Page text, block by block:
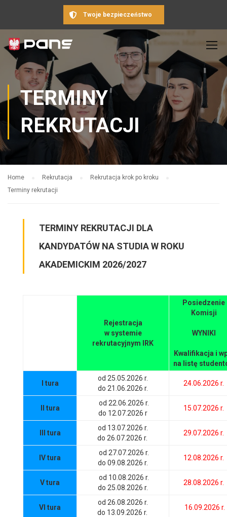
Twoje bezpieczeństwo
TERMINY
REKRUTACJI
Home Rekrutacja
Rekrutacja krok po kroku
Terminy rekrutacji
TERMINY REKRUTACJI DLA
KANDYDATÓW NA STUDIA W ROKU
AKADEMICKIM 2026/2027
Rejestracja
w systemie
rekrutacyjnym IRK
Posiedzenie
Komisji
WYNIKI
Kwalifikacja i
na listę
I tura
od 25.05.2026 r.
do 21.06.2026 r.
24.06.2026 r.
II tura
od 22.06.2026 r.
do 12.07.2026 r
15.07.2026 r.
III tura
od 13.07.2026 r.
do 26.07.2026 r.
29.07.2026 r.
IV tura
od 27.07.2026 r.
do 09.08.2026 r.
12.08.2026 r.
V tura
od 10.08.2026 r.
do 25.08.2026 r.
28.08.2026 r.
VI tura
od 26.08.2026 r.
do 13.09.2026 r.
16.09.2026 r.